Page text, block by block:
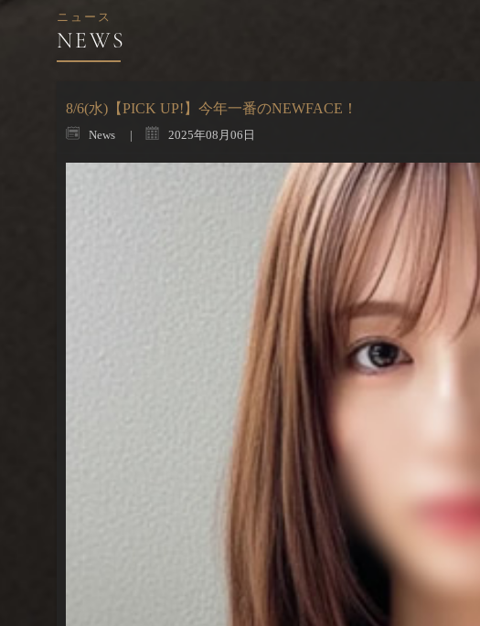
ニュース
8/6(水)【PICK UP!】今年一番のNEWFACE！
News 2025年08月06日